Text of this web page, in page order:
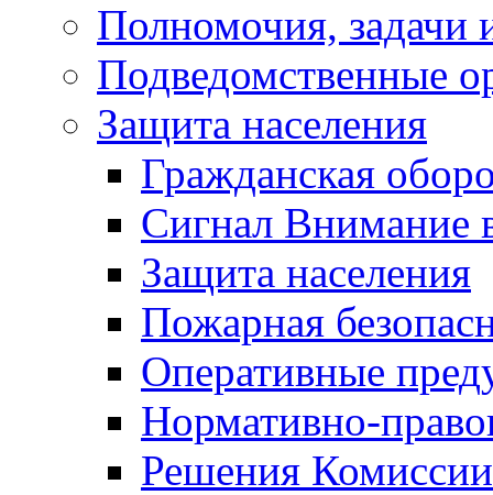
Полномочия, задачи
Подведомственные
Защита населения
Гражданская
Сигнал Внимание
Защита населения
Пожарная
Оперативные
Нормативно-
Решения